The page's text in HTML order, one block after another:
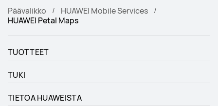
Päävalikko
HUAWEI Mobile Services
HUAWEI Petal Maps
TUOTTEET
TUKI
TIETOA HUAWEISTA